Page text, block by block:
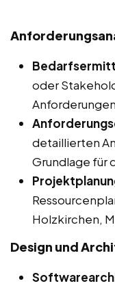
oder
detaillierten
Grundlage für
Holzkirchen,
Design und